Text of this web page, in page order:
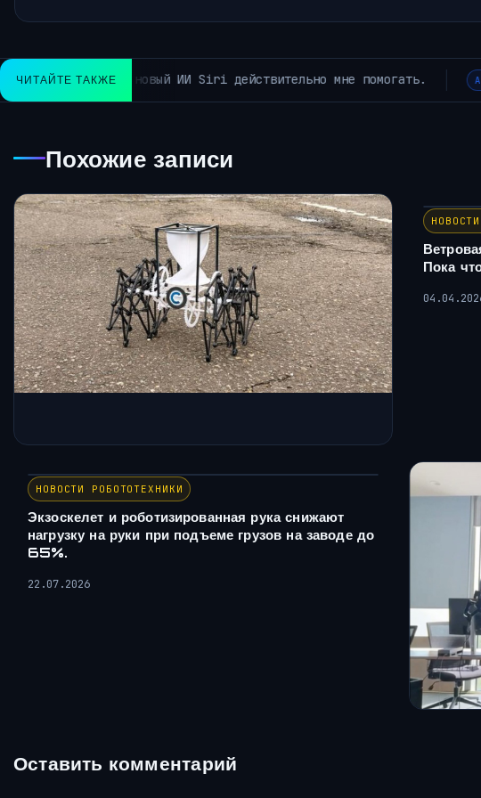
ЧИТАЙТЕ ТАКЖЕ
НОВОСТЕЙ~ Мы игнорируем признаки внеземной жизни, которые не
Похожие записи
Пока
НОВОСТИ РОБОТОТЕХНИКИ
Экзоскелет и роботизированная рука снижают
нагрузку на руки при подъеме грузов на заводе до
65%.
22.07.2026
Оставить комментарий